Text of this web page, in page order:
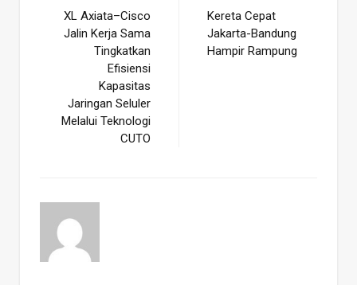
XL Axiata–Cisco
Jalin Kerja Sama
Tingkatkan
Efisiensi
Kapasitas
Jaringan Seluler
Melalui Teknologi
CUTO
Kereta Cepat
Jakarta-Bandung
Hampir Rampung